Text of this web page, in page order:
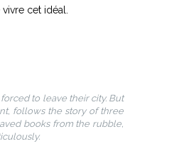
cet idéal.
to leave their city. But
follows the story of three
books from the rubble,